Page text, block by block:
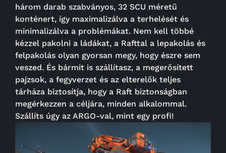
három darab szabványos, 32 SCU méretű
konténert, így maximalizálva a terhelését és
minimalizálva a problémákat. Nem kell többé
kézzel pakolni a ládákat, a Rafttal a lepakolás és
felpakolás olyan gyorsan megy, hogy észre sem
veszed. És bármit is szállítasz, a megerősített
pajzsok, a fegyverzet és az elterelők teljes
tárháza biztosítja, hogy a Raft biztonságban
megérkezzen a céljára, minden alkalommal.
Szállíts úgy az ARGO-val, mint egy profi!